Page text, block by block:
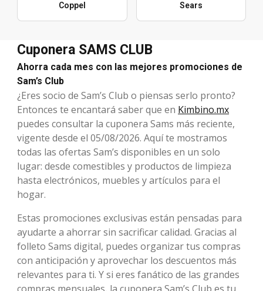
Coppel Sears
Cuponera SAMS CLUB
Ahorra cada mes con las mejores promociones de
Sam’s Club
¿Eres socio de Sam’s Club o piensas serlo pronto?
Entonces te encantará saber que en Kimbino.mx
puedes consultar la cuponera Sams más reciente,
vigente desde el 05/08/2026. Aquí te mostramos
todas las ofertas Sam’s disponibles en un solo
lugar: desde comestibles y productos de limpieza
hasta electrónicos, muebles y artículos para el
hogar.
Estas promociones exclusivas están pensadas para
ayudarte a ahorrar sin sacrificar calidad. Gracias al
folleto Sams digital, puedes organizar tus compras
con anticipación y aprovechar los descuentos más
relevantes para ti. Y si eres fanático de las grandes